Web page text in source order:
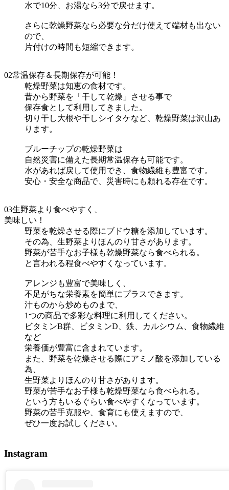
水で10分、お湯なら3分で戻せます。
さらに乾燥野菜なら必要な分だけ使えて端材も出ない
ので、
片付けの時間も短縮できます。
02常温保存＆長期保存が可能！
乾燥野菜は知恵の食材です。
昔から野菜を「干して乾燥」させる事で
保存食として利用してきました。
切り干し大根や干しシイタケなど、乾燥野菜は沢山あ
ります。
ブルーチップの乾燥野菜は
自然災害に備えた長期常温保存も可能です。
水があれば戻して使用でき、食物繊維も豊富です。
安心・安全な商品で、災害時にも頼れる存在です。
03生野菜より食べやすく、
美味しい！
野菜を乾燥させる際にブドウ糖を添加しています。
その為、生野菜よりほんのり甘さがあります。
野菜が苦手なお子様も乾燥野菜なら食べられる。
と言われる程食べやすくなっています。
アレンジも豊富で美味しく、
不足がちな栄養素を簡単にプラスできます。
汁ものから炒めものまで、
1つの商品で多彩な料理に利用してください。
ビタミンB群、ビタミンD、鉄、カルシウム、食物繊維
など
栄養価が豊富に含まれています。
また、野菜を乾燥させる際にアミノ酸を添加している
為、
生野菜よりほんのり甘さがあります。
野菜が苦手なお子様も乾燥野菜なら食べられる。
という方もいるぐらい食べやすくなっています。
野菜の苦手克服や、食育にも使えますので、
ぜひ一度お試しください。
Instagram